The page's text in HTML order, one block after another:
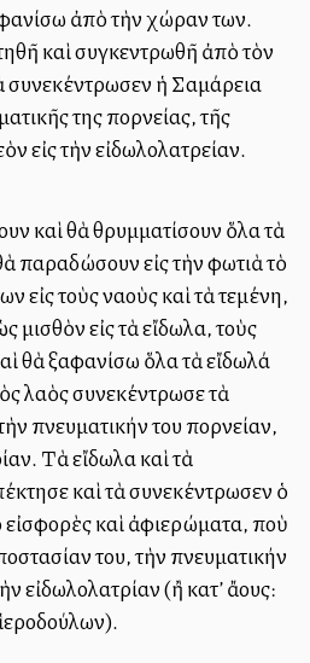
ἀπὸ τὴν χώραν των.
καὶ συγκεντρωθῆ ἀπὸ τὸν
συνεκέντρωσεν ἡ Σαμάρεια
της πορνείας, τῆς
εἰς τὴν εἰδωλολατρείαν.
καὶ θὰ θρυμματίσουν ὅλα τὰ
παραδώσουν εἰς τὴν φωτιὰ τὸ
εἰς τοὺς ναοὺς καὶ τὰ τεμένη,
εἰς τὰ εἴδωλα, τοὺς
θὰ ἐξαφανίσω ὅλα τὰ εἴδωλά
λαὸς συνεκέντρωσε τὰ
πνευματικήν του πορνείαν,
Τὰ εἴδωλα καὶ τὰ
καὶ τὰ συνεκέντρωσεν ὁ
καὶ ἀφιερώματα, ποὺ
του, τὴν πνευματικήν
εἰδωλολατρίαν (ἢ κατ’ ἄλλους: